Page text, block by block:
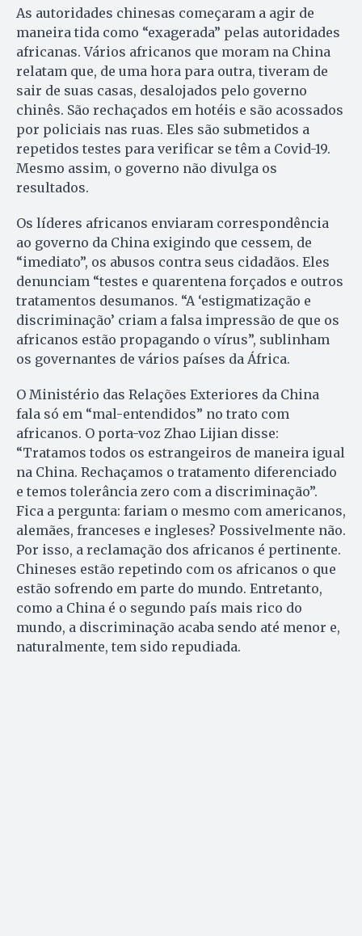
As autoridades chinesas começaram a agir de
maneira tida como “exagerada” pelas autoridades
africanas. Vários africanos que moram na China
relatam que, de uma hora para outra, tiveram de
sair de suas casas, desalojados pelo governo
chinês. São rechaçados em hotéis e são acossados
por policiais nas ruas. Eles são submetidos a
repetidos testes para verificar se têm a Covid-19.
Mesmo assim, o governo não divulga os
resultados.
Os líderes africanos enviaram correspondência
ao governo da China exigindo que cessem, de
“imediato”, os abusos contra seus cidadãos. Eles
denunciam “testes e quarentena forçados e outros
tratamentos desumanos. “A ‘estigmatização e
discriminação’ criam a falsa impressão de que os
africanos estão propagando o vírus”, sublinham
os governantes de vários países da África.
O Ministério das Relações Exteriores da China
fala só em “mal-entendidos” no trato com
africanos. O porta-voz Zhao Lijian disse:
“Tratamos todos os estrangeiros de maneira igual
na China. Rechaçamos o tratamento diferenciado
e temos tolerância zero com a discriminação”.
Fica a pergunta: fariam o mesmo com americanos,
alemães, franceses e ingleses? Possivelmente não.
Por isso, a reclamação dos africanos é pertinente.
Chineses estão repetindo com os africanos o que
estão sofrendo em parte do mundo. Entretanto,
como a China é o segundo país mais rico do
mundo, a discriminação acaba sendo até menor e,
naturalmente, tem sido repudiada.